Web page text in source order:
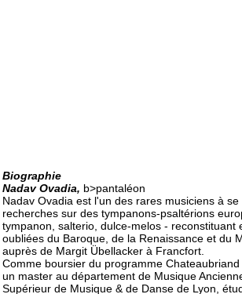
Biographie
Nadav Ovadia, b>pantaléon
Nadav Ovadia est l'un des rares musiciens à
recherches sur des tympanons-psaltérions
tympanon, salterio, dulce-melos - reconstituant
oubliées du Baroque, de la Renaissance et du
auprès de Margit Übellacker à Francfort.
Comme boursier du programme
un master au département de Musique
Supérieur de Musique & de Danse de Lyon,